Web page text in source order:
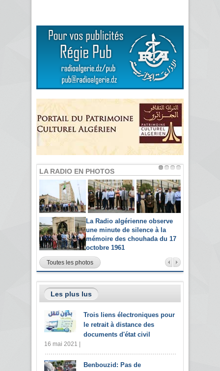
LA RADIO EN PHOTOS
La Radio algérienne observe
une minute de silence à la
mémoire des chouhada du 17
octobre 1961
Toutes les photos
Les plus lus
Trois liens électroniques pour
le retrait à distance des
documents d'état civil
16 mai 2021 |
Benbouzid: Pas de